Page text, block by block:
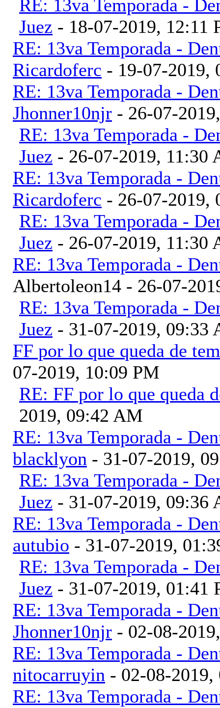
RE: 13va Temporada -
Juez - 18-07-2019, 12:11
RE: 13va Temporada -
Ricardoferc - 19-07-2019,
RE: 13va Temporada -
Jhonner10njr - 26-07-
RE: 13va Temporada -
Juez - 26-07-2019, 11:30
RE: 13va Temporada -
Ricardoferc - 26-07-2019,
RE: 13va Temporada -
Juez - 26-07-2019, 11:30
RE: 13va Temporada -
Albertoleon14 - 26-07-
RE: 13va Temporada -
Juez - 31-07-2019, 09:33
FF por lo que queda de
07-2019, 10:09 PM
RE: FF por lo que queda
2019, 09:42 AM
RE: 13va Temporada -
blacklyon - 31-07-2019,
RE: 13va Temporada -
Juez - 31-07-2019, 09:36
RE: 13va Temporada -
autubio - 31-07-2019,
RE: 13va Temporada -
Juez - 31-07-2019, 01:41
RE: 13va Temporada -
Jhonner10njr - 02-08-
RE: 13va Temporada -
nitocarruyin - 02-08-
RE: 13va Temporada -